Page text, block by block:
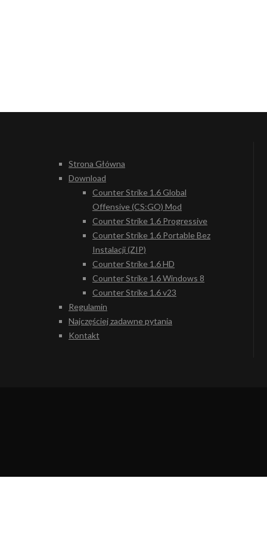
Strona Główna
Download
Counter Strike 1.6 Global
Offensive (CS:GO) Mod
Counter Strike 1.6 Progressive
Counter Strike 1.6 Portable Bez
Instalacji (ZIP)
Counter Strike 1.6 HD
Counter Strike 1.6 Windows 8
Counter Strike 1.6 v23
Regulamin
Najczęściej zadawne pytania
Kontakt